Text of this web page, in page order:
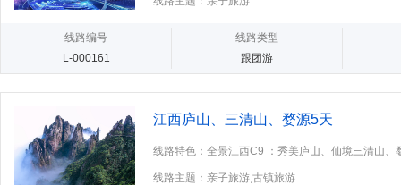
线路编号
L-000161
线路类型
跟团游
江西庐山、三清山、婺源5天
线路特色：全景江西C9 ：秀美庐山、仙境三清山
线路主题：亲子旅游,古镇旅游